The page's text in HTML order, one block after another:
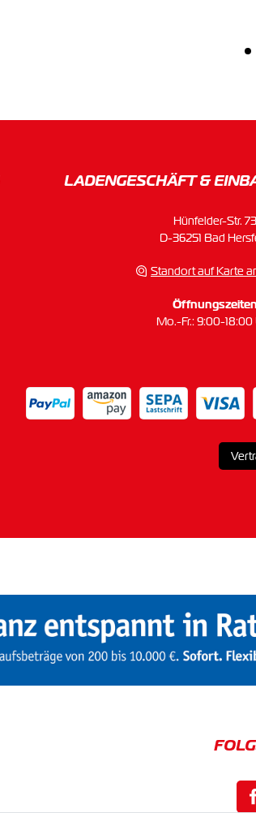
LADENGESCHÄFT &
Hünfelder-Str. 73
D-36251 Bad
Standort auf Karte
Öffnungszeiten
Mo.-Fr.: 9:00-18:00